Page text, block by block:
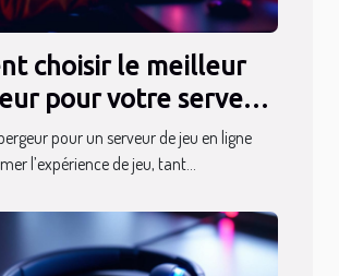
choisir le meilleur
pour votre serveur
ligne ?
pour un serveur de jeu en ligne
l’expérience de jeu, tant...